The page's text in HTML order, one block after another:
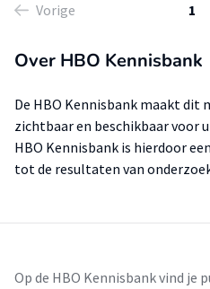
Vorige 1
Over HBO Kennisbank
De HBO Kennisbank maakt dit
zichtbaar en beschikbaar voor
HBO Kennisbank is hierdoor
tot de resultaten van
Op de HBO Kennisbank vind je